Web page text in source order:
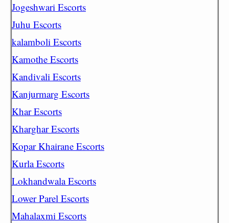
Jogeshwari Escorts
Juhu Escorts
kalamboli Escorts
Kamothe Escorts
Kandivali Escorts
Kanjurmarg Escorts
Khar Escorts
Kharghar Escorts
Kopar Khairane Escorts
Kurla Escorts
Lokhandwala Escorts
Lower Parel Escorts
Mahalaxmi Escorts